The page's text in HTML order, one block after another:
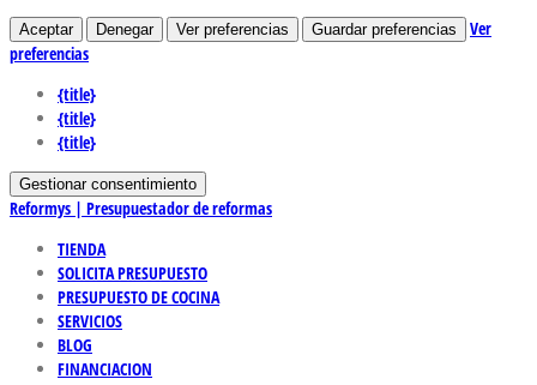
Aceptar Denegar Ver preferencias Guardar preferencias
Ver
preferencias
{title}
{title}
{title}
Gestionar consentimiento
Reformys | Presupuestador de reformas
TIENDA
SOLICITA PRESUPUESTO
PRESUPUESTO DE COCINA
SERVICIOS
BLOG
FINANCIACION